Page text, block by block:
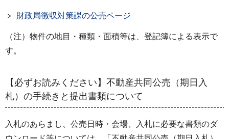
財政局徴収対策課の公売ページ
（注）物件の地目・種類・面積等は、登記簿による表示で
す。
【必ずお読みください】不動産共同公売（期日入
札）の手続きと提出書類について
入札のあらまし、公売日時・会場、入札に必要な書類のダ